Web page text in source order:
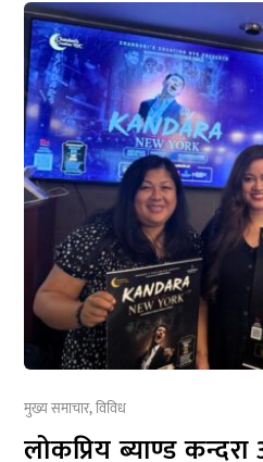
मुख्य समाचार,विविध
लोकप्रिय ब्याण्ड